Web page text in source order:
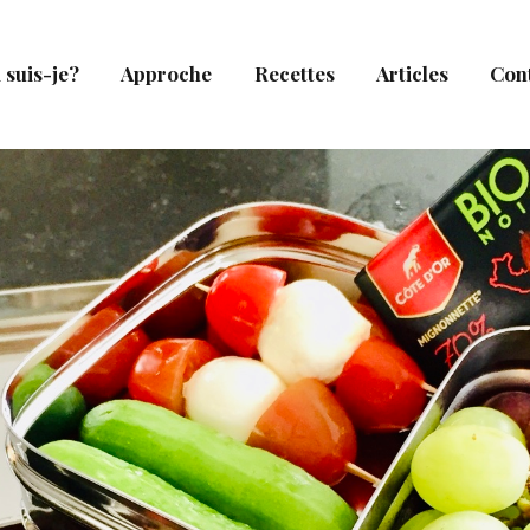
suis-je? Approche Recettes Articles